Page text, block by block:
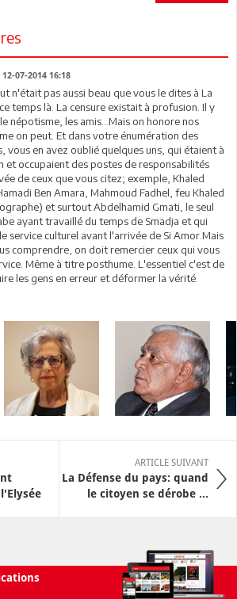
12-07-2014 16:18
n'était pas aussi beau que vous le dites à La
temps là. La censure existait à profusion. Il y
népotisme, les amis...Mais on honore nos
on peut. Et dans votre énumération des
vous en avez oublié quelques uns, qui étaient à
et occupaient des postes de responsabilités
de ceux que vous citez; exemple, Khaled
Ben Amara, Mahmoud Fadhel, feu Khaled
et surtout Abdelhamid Gmati, le seul
ayant travaillé du temps de Smadja et qui
service culturel avant l'arrivée de Si Amor.Mais
comprendre, on doit remercier ceux qui vous
Même à titre posthume. L'essentiel c'est de
les gens en erreur et déformer la vérité.
ARTICLE SUIVANT
La Défense du pays: quand
le citoyen se dérobe ...